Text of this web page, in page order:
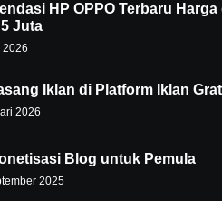
HP OPPO Terbaru Harga
Juta
2026
Iklan di Platform Iklan
2026
Blog untuk Pemula
2025